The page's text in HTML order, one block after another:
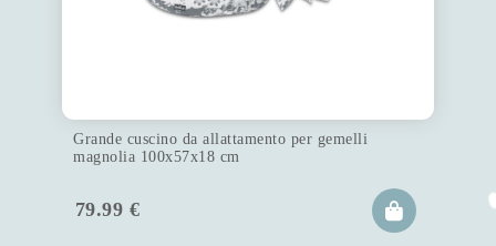
Grande cuscino da allattamento per gemelli
magnolia 100x57x18 cm
79.99 €